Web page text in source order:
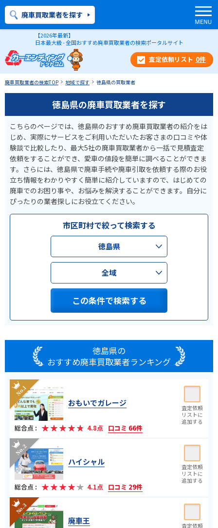
【2026年最新】
日本最大級 - 全国おすすめ廃車買取業者の検索ポータルサイト
0件
廃車買取業者を探す
廃車買取業者の検索TOP 地域で探す 徳島県の買取業者
徳島県の廃車買取業者を探す
こちらのページでは、徳島県のおすすめ廃車買取業者の紹介をは
じめ、実際にサービスをご利用いただいたお客さまの口コミや体
験談で比較したり、最大5社の廃車買取業者から一括で見積査定
依頼をすることができ、愛車の値段を簡単に調べることができま
す。さらには、徳島県で廃車手続や廃車引取を依頼する際のお役
立ち情報をわかりやすく簡単に紹介していますので、はじめての
廃車でのお困り事や、お悩みを解決することができます。自分に
ぴったりの業者探しにお役立てください。
市区町村で絞って検索する
徳島県
全域
この条件で検索する
徳島県の
おすすめ廃車買取業者ランキング
おもいでガレージ
総合点 : 4.8点 口コミ 66件
ハイシャル
総合点 : 4.1点 口コミ 29件
廃車王